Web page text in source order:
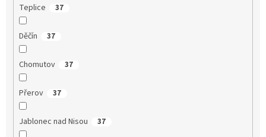
Teplice 37
Děčín 37
Chomutov 37
Přerov 37
Jablonec nad Nisou 37